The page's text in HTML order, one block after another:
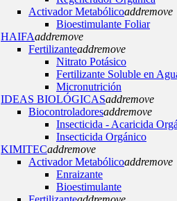
Activador Metabólicoaddremove
Bioestimulante Foliar
HAIFAaddremove
Fertilizanteaddremove
Nitrato Potásico
Fertilizante Soluble en
Micronutrición
IDEAS BIOLÓGICASaddremove
Biocontroladoresaddremove
Insecticida - Acaricida
Insecticida Orgánico
KIMITECaddremove
Activador Metabólicoaddremove
Enraizante
Bioestimulante